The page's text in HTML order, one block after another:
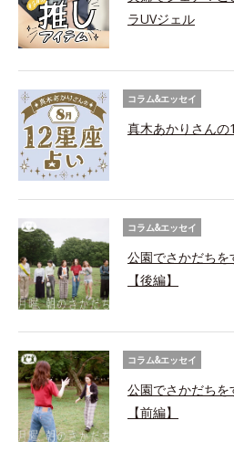
ラUVジェル
コラム&エッセイ
真木あかりさんの
コラム&エッセイ
公園でさかだち
【後編】
コラム&エッセイ
公園でさかだち
【前編】